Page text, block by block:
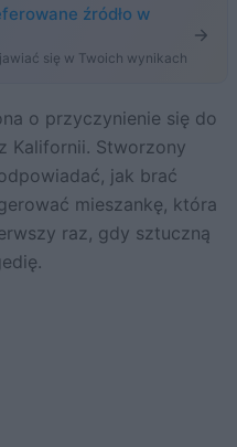
źródło w
się w Twoich wynikach
Kalifornii. Stworzony
jak brać
mieszankę, która
raz, gdy sztuczną